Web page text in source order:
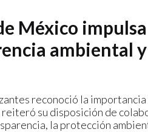
México
ambiental
reconoció la
su disposición de
la protección